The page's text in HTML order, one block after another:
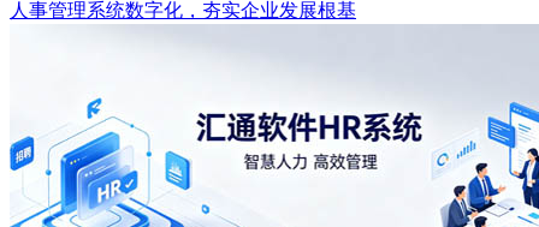
人事管理系统数字化，夯实企业发展根基